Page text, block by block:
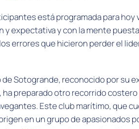
está programada para hoy
y expectativa y con la mente
errores que hicieron perder el
de Sotogrande, reconocido por su
preparado otro recorrido costero
Este club marítimo, que
en un grupo de apasionados